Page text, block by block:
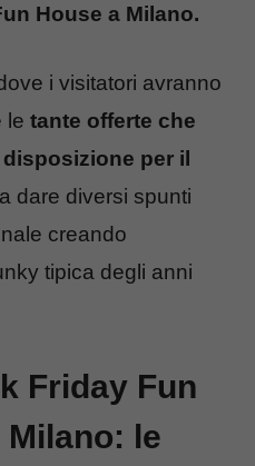
House a Milano.
i visitatori avranno
le tante offerte che
per il
dare diversi spunti
creando
tipica degli anni
Friday Fun
Milano: le